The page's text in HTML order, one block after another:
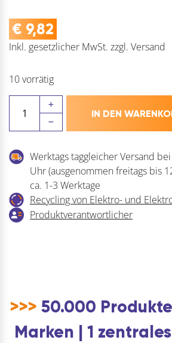
€ 9,82
Inkl. gesetzlicher MwSt. zzgl. Versand
10 vorrätig
Kleiderbügelhalter-
Auszug
Stahl
Menge
IN DEN
Werktags taggleicher Versand
Uhr (ausgenommen freitags bis
ca. 1-3 Werktage
Recycling von Elektro- und
Produktverantwortlicher
>>> 50.000
Marken | 1